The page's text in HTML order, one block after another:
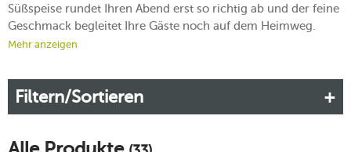
Süßspeise rundet Ihren Abend erst so richtig ab und der feine
Geschmack begleitet Ihre Gäste noch auf dem Heimweg.
Damit der letzte Gang Ihren Gästen auch optisch im
Zum Glück finden Sie bei tischwelt eine große Auswahl an
Desserttellern angesehener Markenhersteller wie
RosenthaloderVilleroy & Boch. Hier kaufen Sie zarte
Mehr anzeigen
Filtern/Sortieren